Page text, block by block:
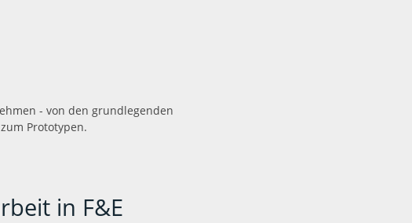
- von den grundlegenden
Prototypen.
in F&E